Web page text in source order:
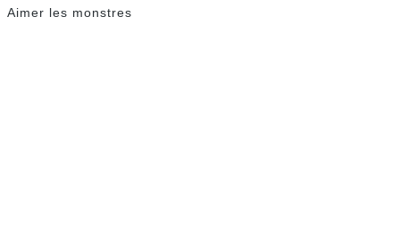
Aimer les monstres